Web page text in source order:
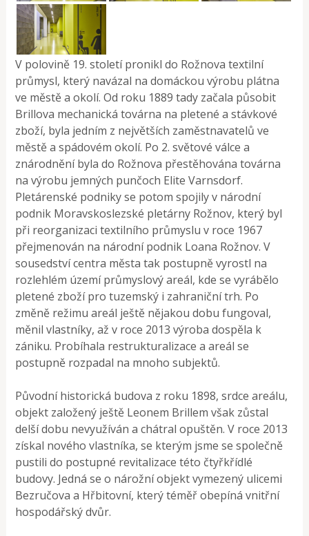
V polovině 19. století pronikl do Rožnova textilní
průmysl, který navázal na domáckou výrobu plátna
ve městě a okolí. Od roku 1889 tady začala působit
Brillova mechanická továrna na pletené a stávkové
zboží, byla jedním z největších zaměstnavatelů ve
městě a spádovém okolí. Po 2. světové válce a
znárodnění byla do Rožnova přestěhována továrna
na výrobu jemných punčoch Elite Varnsdorf.
Pletárenské podniky se potom spojily v národní
podnik Moravskoslezské pletárny Rožnov, který byl
při reorganizaci textilního průmyslu v roce 1967
přejmenován na národní podnik Loana Rožnov. V
sousedství centra města tak postupně vyrostl na
rozlehlém území průmyslový areál, kde se vyrábělo
pletené zboží pro tuzemský i zahraniční trh. Po
změně režimu areál ještě nějakou dobu fungoval,
měnil vlastníky, až v roce 2013 výroba dospěla k
zániku. Probíhala restrukturalizace a areál se
postupně rozpadal na mnoho subjektů.
Původní historická budova z roku 1898, srdce areálu,
objekt založený ještě Leonem Brillem však zůstal
delší dobu nevyužíván a chátral opuštěn. V roce 2013
získal nového vlastníka, se kterým jsme se společně
pustili do postupné revitalizace této čtyřkřídlé
budovy. Jedná se o nárožní objekt vymezený ulicemi
Bezručova a Hřbitovní, který téměř obepíná vnitřní
hospodářský dvůr.